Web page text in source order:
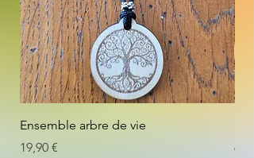
Ensemble arbre de vie
Prix
19,90 €
Prix